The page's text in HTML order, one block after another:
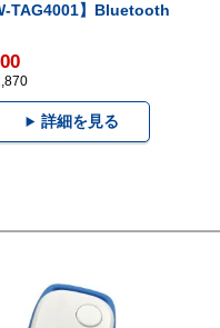
TAG4001】Bluetooth
詳細を見る